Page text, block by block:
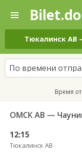
—
Поиск
и
покупка
билетов
на
автобус
онлайн
Bilet.do
Тюкалинск АВ –
По времени
Время
ОМСК АВ —
12:15
Тюкалинск АВ